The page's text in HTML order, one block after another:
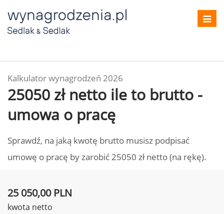
Kalkulator wynagrodzeń 2026
25050 zł netto ile to brutto -
umowa o pracę
Sprawdź, na jaką kwotę brutto musisz podpisać
umowę o pracę by zarobić 25050 zł netto (na rękę).
25 050,00 PLN
kwota netto